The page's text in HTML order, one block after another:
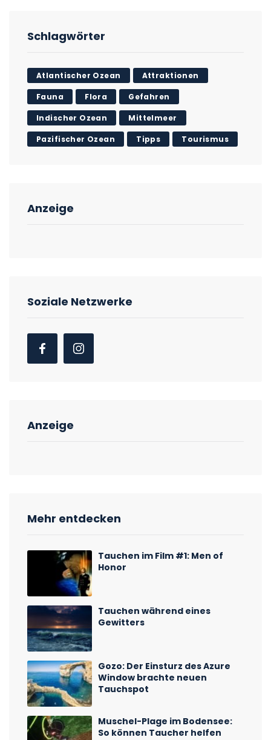
Schlagwörter
Atlantischer Ozean Attraktionen
Fauna Flora Gefahren
Indischer Ozean Mittelmeer
Pazifischer Ozean Tipps Tourismus
Anzeige
Soziale Netzwerke
Anzeige
Mehr entdecken
Tauchen im Film #1: Men of
Honor
Tauchen während eines
Gewitters
Gozo: Der Einsturz des Azure
Window brachte neuen
Tauchspot
Muschel-Plage im Bodensee:
So können Taucher helfen